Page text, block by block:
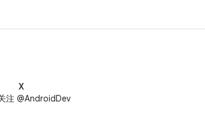
X
注 @AndroidDev